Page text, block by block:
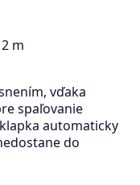
m
vďaka
spaľovanie
automaticky
do